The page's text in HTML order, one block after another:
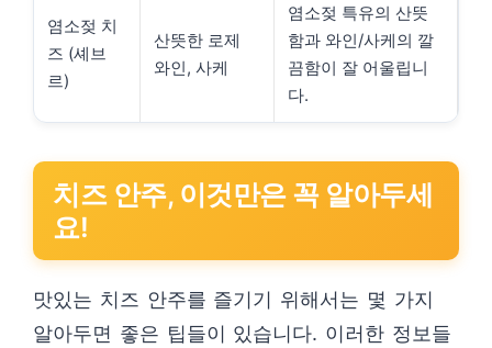
염소젖 치
즈 (셰브
르)
산뜻한 로제
와인, 사케
염소젖 특유의 산뜻
함과 와인/사케의 깔
끔함이 잘 어울립니
다.
치즈 안주, 이것만은 꼭 알아두세
요!
맛있는 치즈 안주를 즐기기 위해서는 몇 가지
알아두면 좋은 팁들이 있습니다. 이러한 정보들